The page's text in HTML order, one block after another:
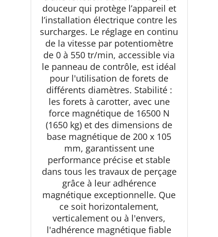
douceur qui protège l’appareil et
l’installation électrique contre les
surcharges. Le réglage en continu
de la vitesse par potentiomètre
de 0 à 550 tr/min, accessible via
le panneau de contrôle, est idéal
pour l'utilisation de forets de
différents diamètres. Stabilité :
les forets à carotter, avec une
force magnétique de 16500 N
(1650 kg) et des dimensions de
base magnétique de 200 x 105
mm, garantissent une
performance précise et stable
dans tous les travaux de perçage
grâce à leur adhérence
magnétique exceptionnelle. Que
ce soit horizontalement,
verticalement ou à l'envers,
l'adhérence magnétique fiable